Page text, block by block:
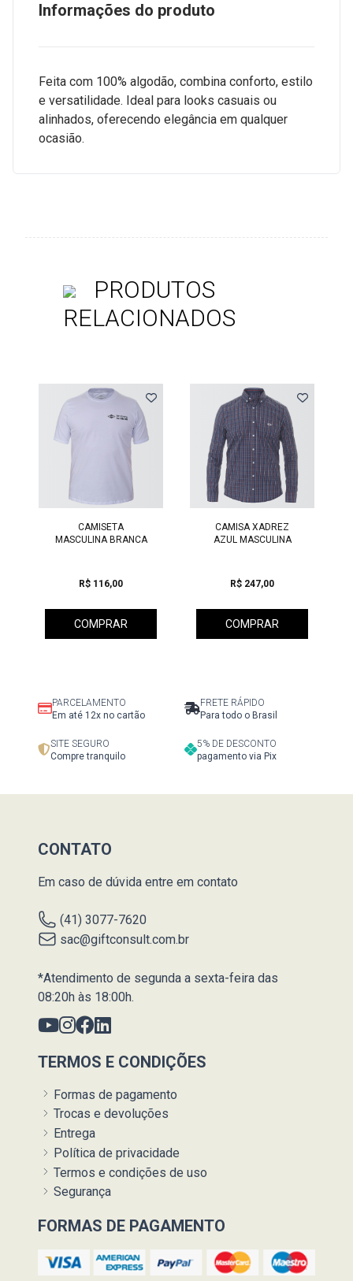
Informações do produto
Feita com 100% algodão, combina conforto, estilo
e versatilidade. Ideal para looks casuais ou
alinhados, oferecendo elegância em qualquer
ocasião.
PRODUTOS
RELACIONADOS
CAMISETA
MASCULINA BRANCA
R$ 116,00
COMPRAR
CAMISA XADREZ
AZUL MASCULINA
R$ 247,00
COMPRAR
PARCELAMENTO
Em até 12x no cartão
FRETE RÁPIDO
Para todo o Brasil
SITE SEGURO
Compre tranquilo
5% DE DESCONTO
pagamento via Pix
CONTATO
Em caso de dúvida entre em contato
(41) 3077-7620
sac@giftconsult.com.br
*Atendimento de segunda a sexta-feira das
08:20h às 18:00h.
TERMOS E CONDIÇÕES
Formas de pagamento
Trocas e devoluções
Entrega
Política de privacidade
Termos e condições de uso
Segurança
FORMAS DE PAGAMENTO